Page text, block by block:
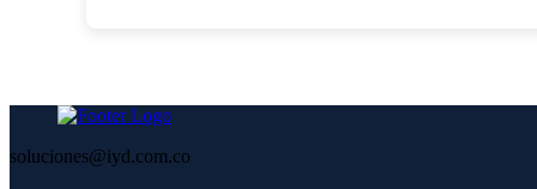
soluciones@iyd.com.co